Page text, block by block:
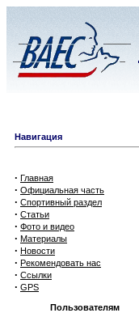
Навигация
· Главная
· Официальная часть
· Спортивный раздел
· Статьи
· Фото и видео
· Материалы
· Новости
· Рекомендовать нас
· Ссылки
· GPS
Пользователям